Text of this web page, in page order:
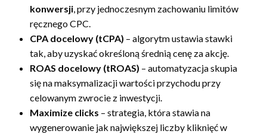
konwersji, przy jednoczesnym zachowaniu limitów
ręcznego CPC.
CPA docelowy (tCPA) – algorytm ustawia stawki
tak, aby uzyskać określoną średnią cenę za akcję.
ROAS docelowy (tROAS) – automatyzacja skupia
się na maksymalizacji wartości przychodu przy
celowanym zwrocie z inwestycji.
Maximize clicks – strategia, która stawia na
wygenerowanie jak największej liczby kliknięć w